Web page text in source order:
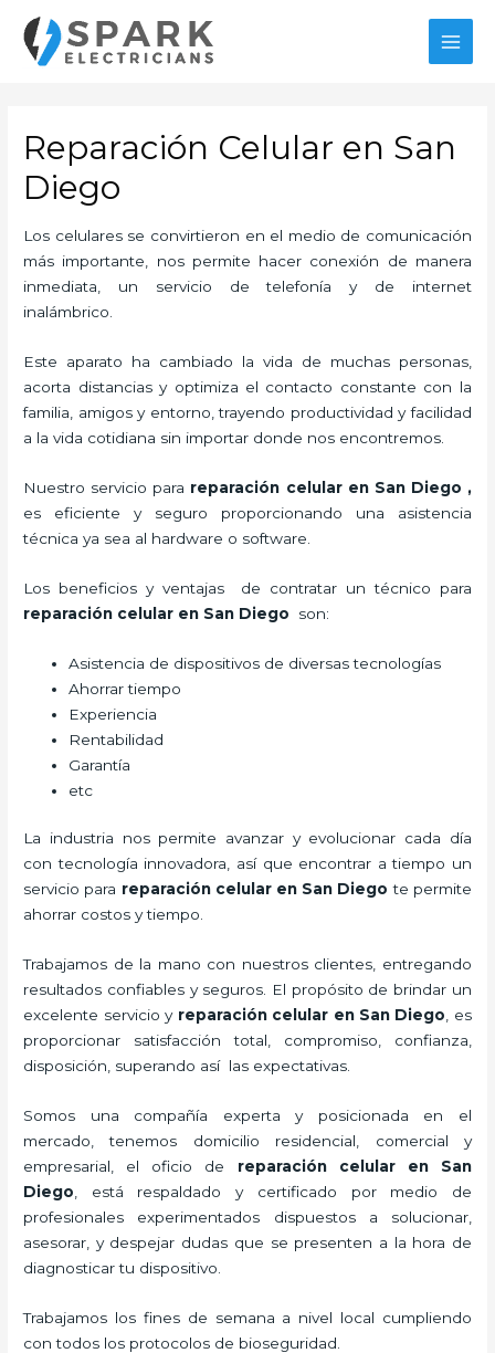
contenido
Reparación Celular en San
Diego
Los celulares se convirtieron en el medio de comunicación
más importante, nos permite hacer conexión de manera
inmediata, un servicio de telefonía y de internet
inalámbrico.
Este aparato ha cambiado la vida de muchas personas,
acorta distancias y optimiza el contacto constante con la
familia, amigos y entorno, trayendo productividad y facilidad
a la vida cotidiana sin importar donde nos encontremos.
Nuestro servicio para reparación celular en San Diego ,
es eficiente y seguro proporcionando una asistencia
técnica ya sea al hardware o software.
Los beneficios y ventajas de contratar un técnico para
reparación celular en San Diego son:
Asistencia de dispositivos de diversas tecnologías
Ahorrar tiempo
Experiencia
Rentabilidad
Garantía
etc
La industria nos permite avanzar y evolucionar cada día
con tecnología innovadora, así que encontrar a tiempo un
servicio para reparación celularen San Diego te permite
ahorrar costos y tiempo.
Trabajamos de la mano con nuestros clientes, entregando
resultados confiables y seguros. El propósito de brindar un
excelente servicio y reparación celular en San Diego , es
proporcionar satisfacción total, compromiso, confianza,
disposición, superando así las expectativas.
Somos una compañía experta y posicionada en el
mercado, tenemos domicilio residencial, comercial y
empresarial, el oficio de reparación celular en San
Diego , está respaldado y certificado por medio de
profesionales experimentados dispuestos a solucionar,
asesorar, y despejar dudas que se presenten a la hora de
diagnosticar tu dispositivo.
Trabajamos los fines de semana a nivel local cumpliendo
con todos los protocolos de bioseguridad.